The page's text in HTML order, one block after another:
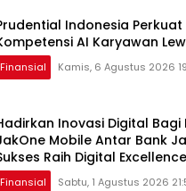
Indonesia Perkuat
AI Karyawan
Finansial Kamis, 6 Agustus 2026
Inovasi Digital Bagi
Mobile Antar Bank
Raih Digital
Finansial Sabtu, 1 Agustus 2026